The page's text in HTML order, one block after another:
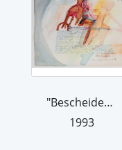
"Bescheidenheit ...", 1993
1993